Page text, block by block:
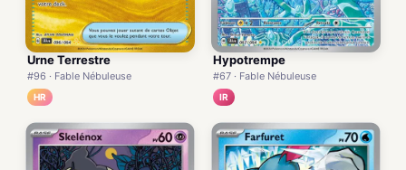
Urne Terrestre
#96 · Fable Nébuleuse
HR
Hypotrempe
#67 · Fable Nébuleuse
IR